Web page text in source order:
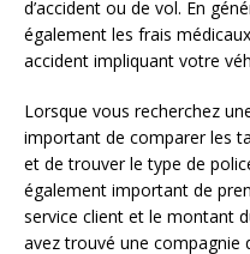
d’accident ou de vol. En
également les frais
accident impliquant votre
Lorsque vous recherchez
important de comparer les
et de trouver le type de
également important de
service client et le montant
avez trouvé une compagnie